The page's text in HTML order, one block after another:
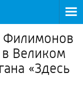
Филимонов
Великом
«Здесь